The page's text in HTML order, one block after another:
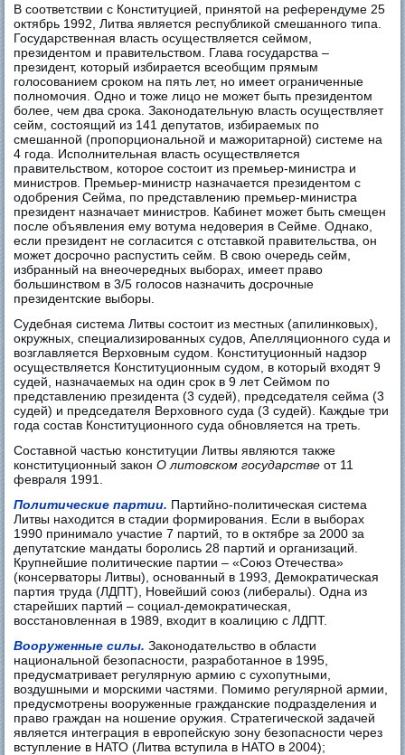
В соответствии с Конституцией, принятой на референдуме 25
октябрь 1992, Литва является республикой смешанного типа.
Государственная власть осуществляется сеймом,
президентом и правительством. Глава государства –
президент, который избирается всеобщим прямым
голосованием сроком на пять лет, но имеет ограниченные
полномочия. Одно и тоже лицо не может быть президентом
более, чем два срока. Законодательную власть осуществляет
сейм, состоящий из 141 депутатов, избираемых по
смешанной (пропорциональной и мажоритарной) системе на
4 года. Исполнительная власть осуществляется
правительством, которое состоит из премьер-министра и
министров. Премьер-министр назначается президентом с
одобрения Сейма, по представлению премьер-министра
президент назначает министров. Кабинет может быть смещен
после объявления ему вотума недоверия в Сейме. Однако,
если президент не согласится с отставкой правительства, он
может досрочно распустить сейм. В свою очередь сейм,
избранный на внеочередных выборах, имеет право
большинством в 3/5 голосов назначить досрочные
президентские выборы.
Судебная система Литвы состоит из местных (апилинковых),
окружных, специализированных судов, Апелляционного суда и
возглавляется Верховным судом. Конституционный надзор
осуществляется Конституционным судом, в который входят 9
судей, назначаемых на один срок в 9 лет Сеймом по
представлению президента (3 судей), председателя сейма (3
судей) и председателя Верховного суда (3 судей). Каждые три
года состав Конституционного суда обновляется на треть.
Составной частью конституции Литвы являются также
конституционный законО литовском государстве от 11
февраля 1991.
Политические партии. Партийно-политическая система
Литвы находится в стадии формирования. Если в выборах
1990 принимало участие 7 партий, то в октябре за 2000 за
депутатские мандаты боролись 28 партий и организаций.
Крупнейшие политические партии – «Союз Отечества»
(консерваторы Литвы), основанный в 1993, Демократическая
партия труда (ЛДПТ), Новейший союз (либералы). Одна из
старейших партий – социал-демократическая,
восстановленная в 1989, входит в коалицию с ЛДПТ.
Вооруженные силы.Законодательство в области
национальной безопасности, разработанное в 1995,
предусматривает регулярную армию с сухопутными,
воздушными и морскими частями. Помимо регулярной армии,
предусмотрены вооруженные гражданские подразделения и
право граждан на ношение оружия. Стратегической задачей
является интеграция в европейскую зону безопасности через
вступление в НАТО (Литва вступила в НАТО в 2004);